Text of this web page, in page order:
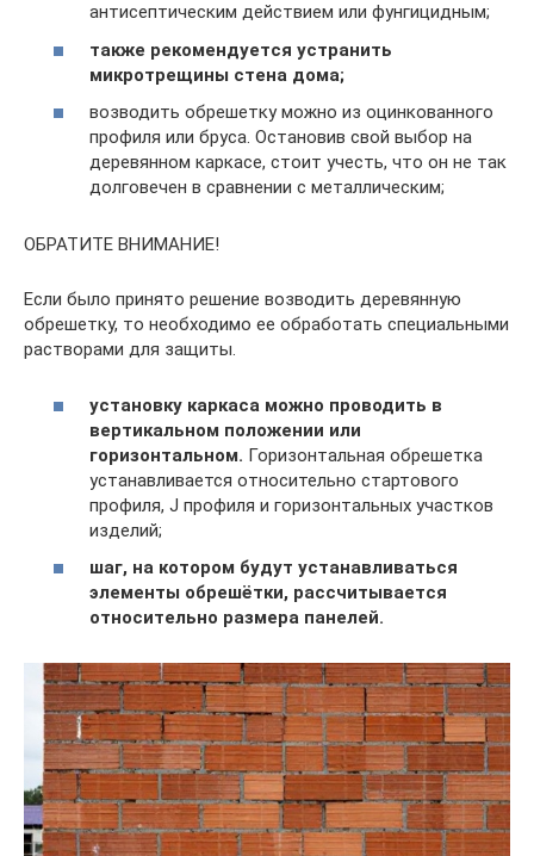
антисептическим действием или фунгицидным;
также рекомендуется устранить
микротрещины стена дома;
возводить обрешетку можно из оцинкованного
профиля или бруса. Остановив свой выбор на
деревянном каркасе, стоит учесть, что он не так
долговечен в сравнении с металлическим;
ОБРАТИТЕ ВНИМАНИЕ!
Если было принято решение возводить деревянную
обрешетку, то необходимо ее обработать специальными
растворами для защиты.
установку каркаса можно проводить в
вертикальном положении или
горизонтальном. Горизонтальная обрешетка
устанавливается относительно стартового
профиля, J профиля и горизонтальных участков
изделий;
шаг, на котором будут устанавливаться
элементы обрешётки, рассчитывается
относительно размера панелей.